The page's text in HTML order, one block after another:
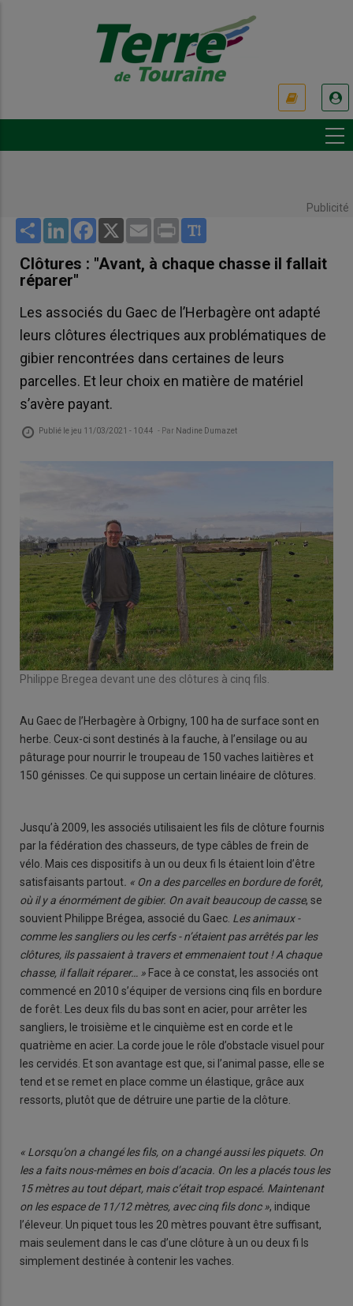
Publicité
Share LinkedInFacebook
X Email Print
Clôtures : "Avant, à chaque chasse il fallait
réparer"
Les associés du Gaec de l’Herbagère ont adapté
leurs clôtures électriques aux problématiques de
gibier rencontrées dans certaines de leurs
parcelles. Et leur choix en matière de matériel
s’avère payant.
Publié le jeu 11/03/2021 - 10:44 - Par Nadine Dumazet
Philippe Bregea devant une des clôtures à cinq fils.
Au Gaec de l’Herbagère à Orbigny, 100 ha de surface sont en
herbe. Ceux-ci sont destinés à la fauche, à l’ensilage ou au
pâturage pour nourrir le troupeau de 150 vaches laitières et
150 génisses. Ce qui suppose un certain linéaire de clôtures.
Jusqu’à 2009, les associés utilisaient les fils de clôture fournis
par la fédération des chasseurs, de type câbles de frein de
vélo. Mais ces dispositifs à un ou deux fi ls étaient loin d’être
satisfaisants partout. « On a des parcelles en bordure de forêt,
où il y a énormément de gibier. On avait beaucoup de casse, se
souvient Philippe Brégea, associé du Gaec. Les animaux -
comme les sangliers ou les cerfs - n’étaient pas arrêtés par les
clôtures, ils passaient à travers et emmenaient tout ! A chaque
chasse, il fallait réparer… » Face à ce constat, les associés ont
commencé en 2010 s’équiper de versions cinq fils en bordure
de forêt. Les deux fils du bas sont en acier, pour arrêter les
sangliers, le troisième et le cinquième est en corde et le
quatrième en acier. La corde joue le rôle d’obstacle visuel pour
les cervidés. Et son avantage est que, si l’animal passe, elle se
tend et se remet en place comme un élastique, grâce aux
ressorts, plutôt que de détruire une partie de la clôture.
« Lorsqu’on a changé les fils, on a changé aussi les piquets. On
les a faits nous-mêmes en bois d’acacia. On les a placés tous les
15 mètres au tout départ, mais c’était trop espacé. Maintenant
on les espace de 11/12 mètres, avec cinq fils donc », indique
l’éleveur. Un piquet tous les 20 mètres pouvant être suffisant,
mais seulement dans le cas d’une clôture à un ou deux fi ls
simplement destinée à contenir les vaches.